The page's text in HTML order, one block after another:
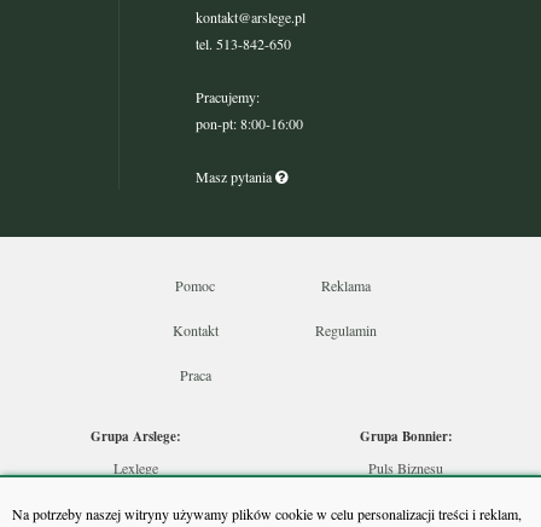
Na potrzeby naszej witryny używamy plików cookie w celu personalizacji treści i reklam,
kontakt@arslege.pl
tel. 513-842-650
Pracujemy:
pon-pt: 8:00-16:00
Masz pytania
Pomoc Reklama
Kontakt Regulamin
Praca
Grupa Arslege:
Lexlege
Grupa Bonnier:
Puls Biznesu